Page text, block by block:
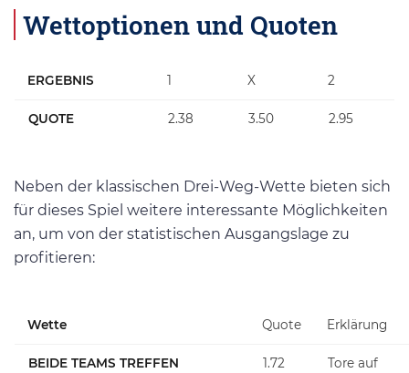
Wettoptionen und Quoten
ERGEBNIS 1 X 2
QUOTE 2.38 3.50 2.95
Neben der klassischen Drei-Weg-Wette bieten sich
für dieses Spiel weitere interessante Möglichkeiten
an, um von der statistischen Ausgangslage zu
profitieren:
Wette Quote Erklärung
BEIDE TEAMS TREFFEN 1.72
Tore auf